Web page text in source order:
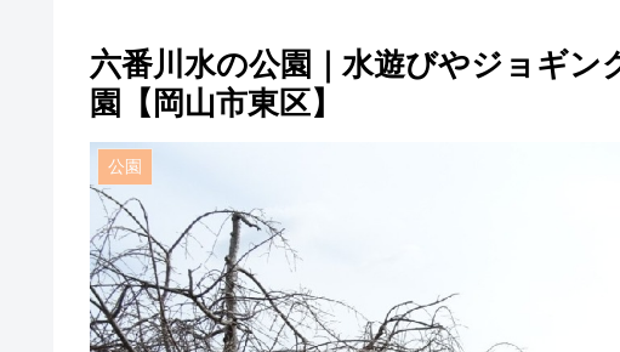
六番川水の公園｜水遊びやジョギ
園【岡山市東区】
公園